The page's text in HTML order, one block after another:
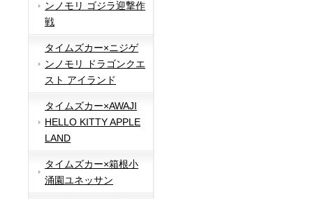
ンノモリ ゴジラ迎撃作
戦
タイムズカー×ニジゲ
ンノモリ ドラゴンクエ
スト アイランド
タイムズカー×AWAJI
HELLO KITTY APPLE
LAND
タイムズカー×箱根小
涌園ユネッサン